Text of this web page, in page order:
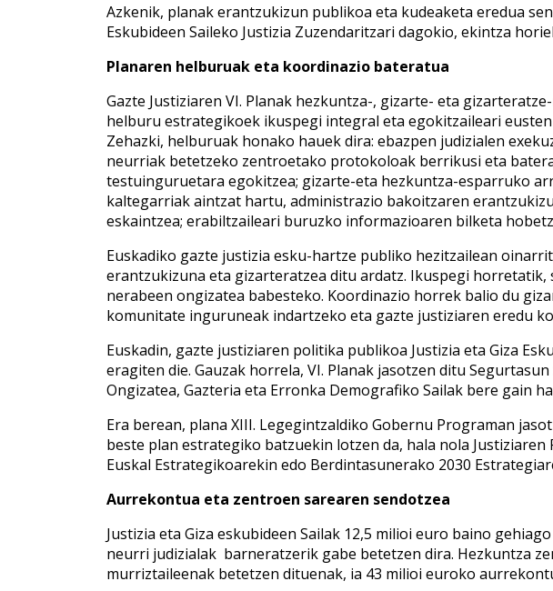
Azkenik, planak erantzukizun publikoa eta kudeaketa eredua
Eskubideen Saileko Justizia Zuzendaritzari dagokio, ekintza
Planaren helburuak eta koordinazio bateratua
Gazte Justiziaren VI. Planak hezkuntza-, gizarte- eta
helburu estrategikoek ikuspegi integral eta egokitzaileari
Zehazki, helburuak honako hauek dira: ebazpen judizialen
neurriak betetzeko zentroetako protokoloak berrikusi eta
testuinguruetara egokitzea; gizarte-eta hezkuntza-esparruko
kaltegarriak aintzat hartu, administrazio bakoitzaren
eskaintzea; erabiltzaileari buruzko informazioaren bilketa
Euskadiko gazte justizia esku-hartze publiko hezitzailean
erantzukizuna eta gizarteratzea ditu ardatz. Ikuspegi
nerabeen ongizatea babesteko. Koordinazio horrek balio du
komunitate inguruneak indartzeko eta gazte justiziaren eredu
Euskadin, gazte justiziaren politika publikoa Justizia eta Giza
eragiten die. Gauzak horrela, VI. Planak jasotzen ditu
Ongizatea, Gazteria eta Erronka Demografiko Sailak bere gain
Era berean, plana XIII. Legegintzaldiko Gobernu Programan
beste plan estrategiko batzuekin lotzen da, hala nola
Euskal Estrategikoarekin edo Berdintasunerako 2030
Aurrekontua eta zentroen sarearen sendotzea
Justizia eta Giza eskubideen Sailak 12,5 milioi euro baino
neurri judizialak barneratzerik gabe betetzen dira. Hezkuntza
murriztaileenak betetzen dituenak, ia 43 milioi euroko